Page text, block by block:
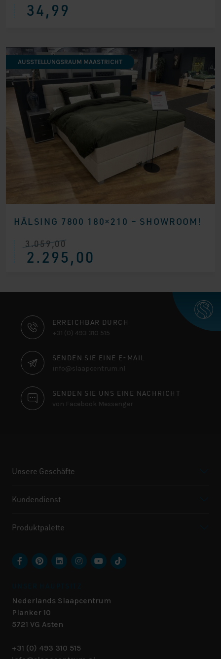
34,99
HÄLSING 7800 180×210 – SHOWROOM!
AUSSTELLUNGSRAUM MAASTRICHT
3.059,00
Ursprünglicher
Preis
war:
2.295,00
Aktueller
Preis
ist:
KONTAKTINFORMATIONEN
ERREICHBAR DURCH
+31 (0) 493 310 515
SENDEN SIE EINE E-MAIL
info@slaapcentrum.nl
SENDEN SIE UNS EINE NACHRICHT
von Facebook Messenger
Unsere Geschäfte
Kundendienst
Produktpalette
Nederlands Slaapcentrum
Planker 10
5721 VG Asten
+31 (0) 493 310 515